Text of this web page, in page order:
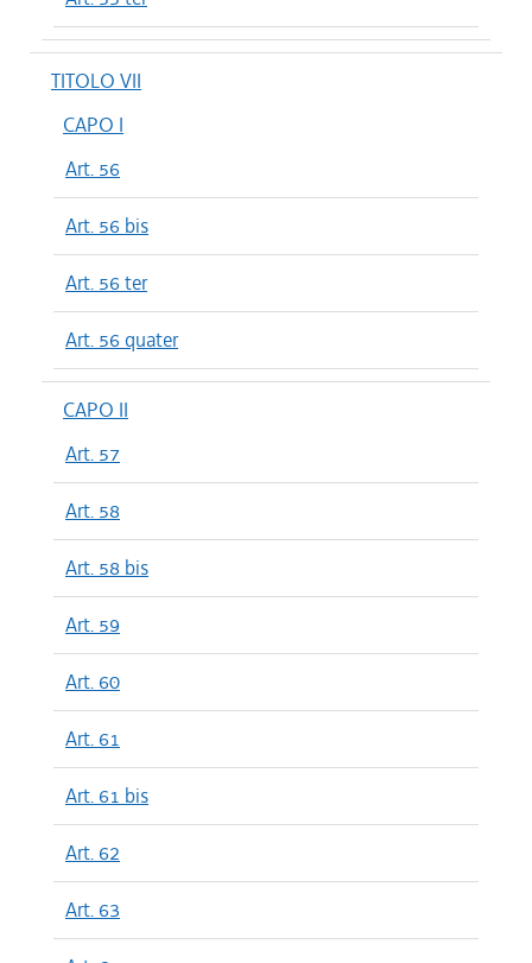
TITOLO VII
CAPO I
Art. 56
Art. 56 bis
Art. 56 ter
Art. 56 quater
CAPO II
Art. 57
Art. 58
Art. 58 bis
Art. 59
Art. 60
Art. 61
Art. 61 bis
Art. 62
Art. 63